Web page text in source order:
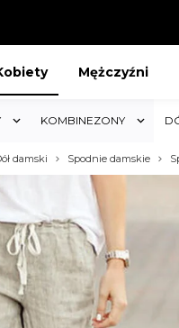
Mężczyźni
KOMBINEZONY
damski Spodnie damskie
KUP 3 OTRZYMAJ
Rabat dotyczy wszystkich
koszyk